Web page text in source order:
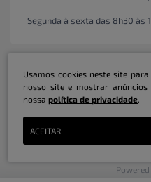
Segunda à sexta das 8h30 às
Marketplace B2B Serviços
Usamos cookies neste site
nosso site e mostrar anúncios
nossapolítica de privacidade.
ACEITAR